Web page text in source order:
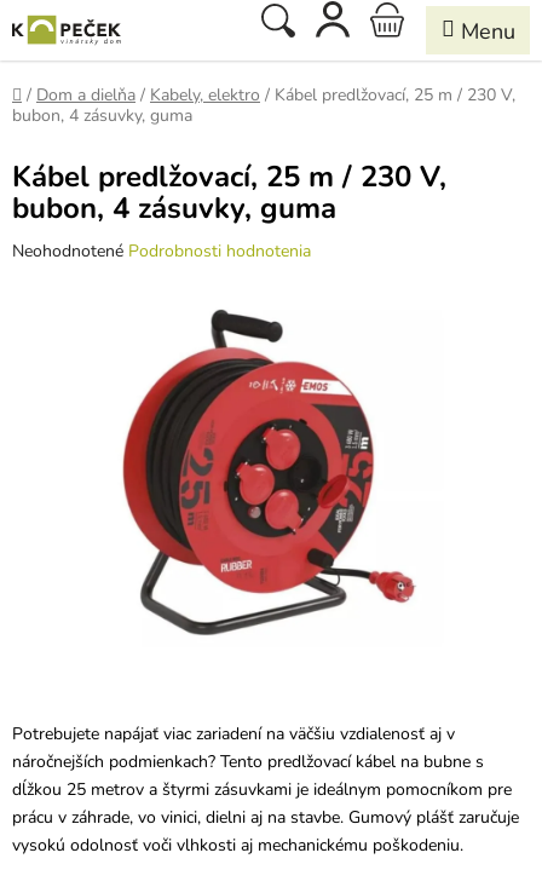
na
obsah
Hľadať
NÁKUPNÝ
KOŠÍK
Domov
/ Dom a dielňa / Kabely, elektro / Kábel predlžovací, 25 m / 230 V,
bubon, 4 zásuvky, guma
Potrebujete napájať viac zariadení na väčšiu vzdialenosť aj v
náročnejších podmienkach? Tento predlžovací kábel na bubne s
dĺžkou 25 metrov a štyrmi zásuvkami je ideálnym pomocníkom pre
prácu v záhrade, vo vinici, dielni aj na stavbe. Gumový plášť zaručuje
vysokú odolnosť voči vlhkosti aj mechanickému poškodeniu.
Kábel predlžovací, 25 m / 230 V,
bubon, 4 zásuvky, guma
Priemerné
Neohodnotené Podrobnosti hodnotenia